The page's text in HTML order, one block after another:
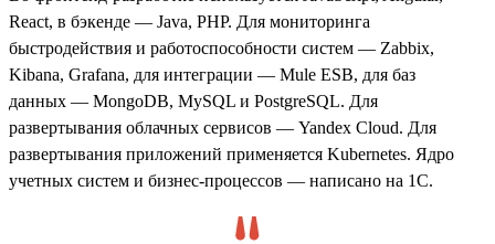
React, в бэкенде — Java, PHP. Для мониторинга
быстродействия и работоспособности систем — Zabbix,
Kibana, Grafana, для интеграции — Mule ESB, для баз
данных — MongoDB, MySQL и PostgreSQL. Для
развертывания облачных сервисов — Yandex Cloud. Для
развертывания приложений применяется Kubernetes. Ядро
учетных систем и бизнес-процессов — написано на 1С.